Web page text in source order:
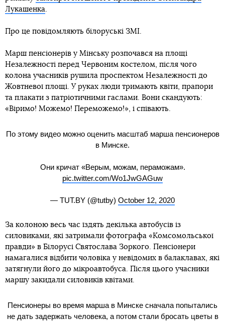
Лукашенка.
Про це повідомляють білоруські ЗМІ.
Марш пенсіонерів у Мінську розпочався на площі
Незалежності перед Червоним костелом, після чого
колона учасників рушила проспектом Незалежності до
Жовтневої площі. У руках люди тримають квіти, прапори
та плакати з патріотичними гаслами. Вони скандують:
«Віримо! Можемо! Переможемо!», і співають.
По этому видео можно оценить масштаб марша пенсионеров
в Минске.
Они кричат «Верым, можам, пераможам».
pic.twitter.com/Wo1JwGAGuw
— TUT.BY (@tutby) October 12, 2020
За колоною весь час їздять декілька автобусів із
силовиками, які затримали фотографа «Комсомольської
правди» в Білорусі Святослава Зоркого. Пенсіонери
намагалися відбити чоловіка у невідомих в балаклавах, які
затягнули його до мікроавтобуса. Після цього учасники
маршу закидали силовиків квітами.
Пенсионеры во время марша в Минске сначала попытались
не дать задержать человека, а потом стали бросать цветы в